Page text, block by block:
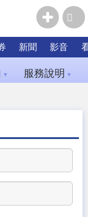
新聞 影音
▼ 服務說明 ▼